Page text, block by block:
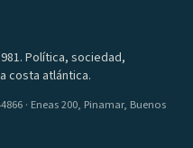
Política, sociedad,
costa atlántica.
· Eneas 200, Pinamar, Buenos